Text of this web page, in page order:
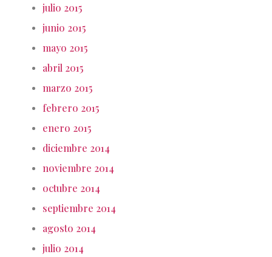
julio 2015
junio 2015
mayo 2015
abril 2015
marzo 2015
febrero 2015
enero 2015
diciembre 2014
noviembre 2014
octubre 2014
septiembre 2014
agosto 2014
julio 2014